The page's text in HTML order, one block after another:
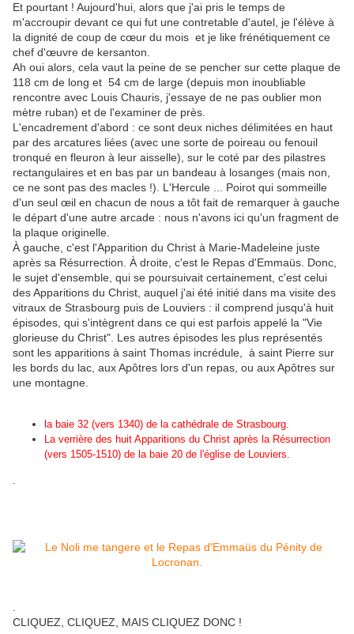
Et pourtant ! Aujourd'hui, alors que j'ai pris le temps de
m'accroupir devant ce qui fut une contretable d'autel, je l'élève à
la dignité de coup de cœur du mois et je like frénétiquement ce
chef d'œuvre de kersanton.
Ah oui alors, cela vaut la peine de se pencher sur cette plaque de
118 cm de long et 54 cm de large (depuis mon inoubliable
rencontre avec Louis Chauris, j'essaye de ne pas oublier mon
mètre ruban) et de l'examiner de près.
L'encadrement d'abord : ce sont deux niches délimitées en haut
par des arcatures liées (avec une sorte de poireau ou fenouil
tronqué en fleuron à leur aisselle), sur le coté par des pilastres
rectangulaires et en bas par un bandeau à losanges (mais non,
ce ne sont pas des macles !). L'Hercule ... Poirot qui sommeille
d'un seul œil en chacun de nous a tôt fait de remarquer à gauche
le départ d'une autre arcade : nous n'avons ici qu'un fragment de
la plaque originelle.
À gauche, c'est l'Apparition du Christ à Marie-Madeleine juste
après sa Résurrection. À droite, c'est le Repas d'Emmaüs. Donc,
le sujet d'ensemble, qui se poursuivait certainement, c'est celui
des Apparitions du Christ, auquel j'ai été initié dans ma visite des
vitraux de Strasbourg puis de Louviers : il comprend jusqu'à huit
épisodes, qui s'intègrent dans ce qui est parfois appelé la "Vie
glorieuse du Christ". Les autres épisodes les plus représentés
sont les apparitions à saint Thomas incrédule, à saint Pierre sur
les bords du lac, aux Apôtres lors d'un repas, ou aux Apôtres sur
une montagne.
la baie 32 (vers 1340) de la cathédrale de Strasbourg.
La verrière des huit Apparitions du Christ après la Résurrection
(vers 1505-1510) de la baie 20 de l'église de Louviers.
.
.
CLIQUEZ, CLIQUEZ, MAIS CLIQUEZ DONC !